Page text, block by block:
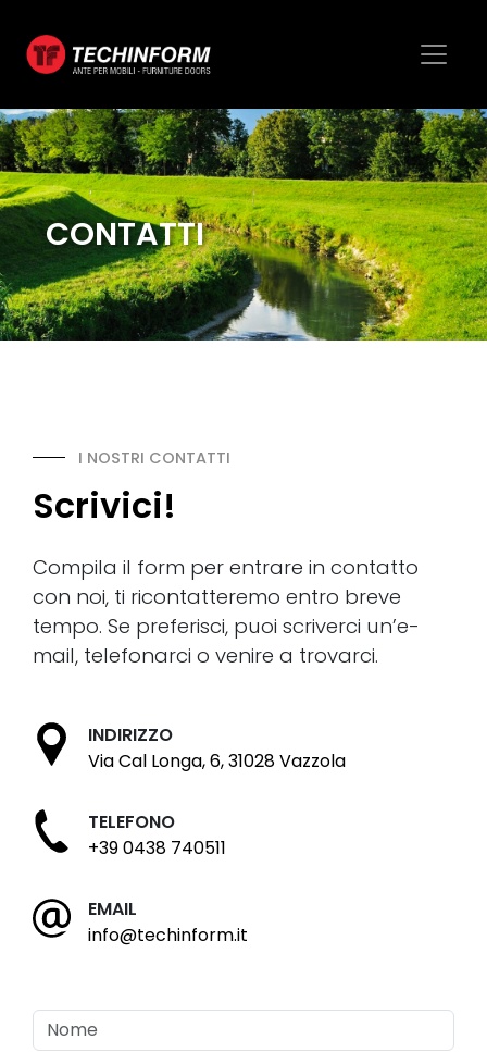
CONTATTI
I NOSTRI CONTATTI
Scrivici!
Compila il form per entrare in contatto
con noi, ti ricontatteremo entro breve
tempo. Se preferisci, puoi scriverci un’e-
mail, telefonarci o venire a trovarci.
INDIRIZZO
Via Cal Longa, 6, 31028 Vazzola
TELEFONO
+39 0438 740511
EMAIL
info@techinform.it